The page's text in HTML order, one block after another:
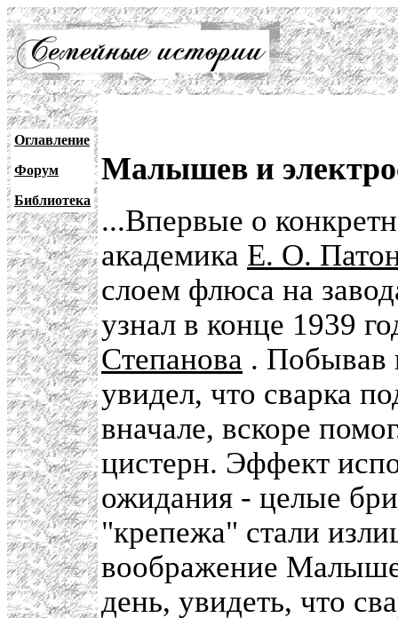
Оглавление
Форум
Библиотека
Малышев и
...Впервые о
академика Е. О.
слоем флюса на
узнал в конце 1939
Степанова . Побывав
увидел, что сварка
вначале, вскоре
цистерн. Эффект
ожидания - целые
"крепежа" стали
воображение
день, увидеть, что